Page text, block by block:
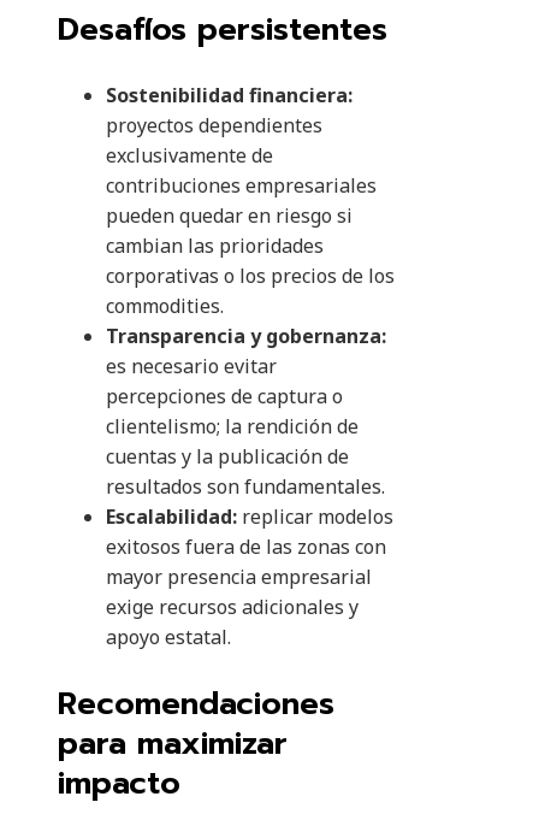
Desafíos persistentes
Sostenibilidad financiera:
proyectos dependientes
exclusivamente de
contribuciones empresariales
pueden quedar en riesgo si
cambian las prioridades
corporativas o los precios de los
commodities.
Transparencia y gobernanza:
es necesario evitar
percepciones de captura o
clientelismo; la rendición de
cuentas y la publicación de
resultados son fundamentales.
Escalabilidad: replicar modelos
exitosos fuera de las zonas con
mayor presencia empresarial
exige recursos adicionales y
apoyo estatal.
Recomendaciones
para maximizar
impacto